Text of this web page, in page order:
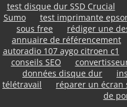
test disque dur SSD Crucial
Sumo
test imprimante
sous free
rédiger une
annuaire de référencement
autoradio 107 aygo citroen c1
conseils SEO
données disque dur
télétravail
réparer un écran
de